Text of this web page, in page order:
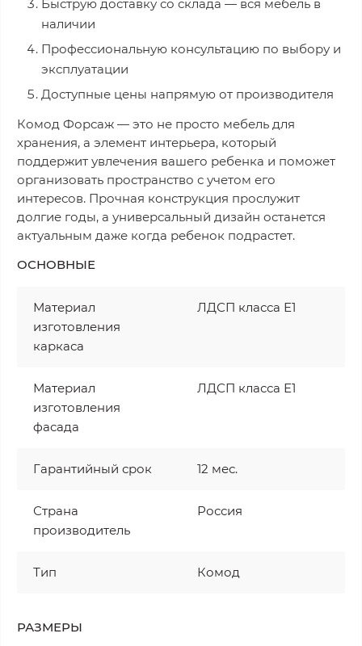
Быструю доставку со склада — вся мебель в
наличии
Профессиональную консультацию по выбору и
эксплуатации
Доступные цены напрямую от производителя
Комод Форсаж — это не просто мебель для
хранения, а элемент интерьера, который
поддержит увлечения вашего ребенка и поможет
организовать пространство с учетом его
интересов. Прочная конструкция прослужит
долгие годы, а универсальный дизайн останется
актуальным даже когда ребенок подрастет.
ОСНОВНЫЕ
Материал
изготовления
каркаса
ЛДСП класса Е1
Материал
изготовления
фасада
ЛДСП класса Е1
Гарантийный срок 12 мес.
Страна
производитель
Россия
Тип Комод
РАЗМЕРЫ